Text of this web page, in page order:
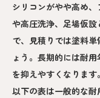
シリコンがやや高め
や高圧洗浄、足場仮
で、見積りでは塗料
ょう。長期的には耐
を抑えやすくなります。
以下の表は一般的な